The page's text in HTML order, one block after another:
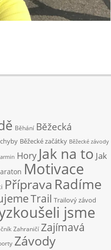
Běhání Běžecká
Běžecké začátky Běžecké závody
Hory Jak na to Jak
Motivace
Příprava Radíme
Trail Trailový závod
jsme
Zahraničí Zajímavá
Závody